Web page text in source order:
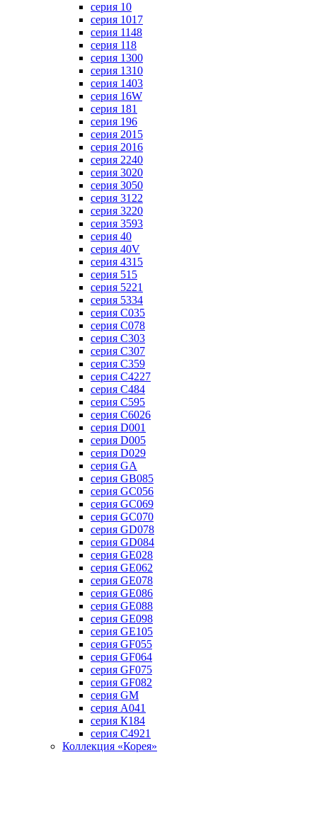
серия 10
серия 1017
серия 1148
серия 118
серия 1300
серия 1310
серия 1403
серия 16W
серия 181
серия 196
серия 2015
серия 2016
серия 2240
серия 3020
серия 3050
серия 3122
серия 3220
серия 3593
серия 40
серия 40V
серия 4315
серия 515
серия 5221
серия 5334
серия C035
серия C078
серия C303
серия C307
серия C359
серия C4227
серия C484
серия C595
серия C6026
серия D001
серия D005
серия D029
серия GA
серия GB085
серия GC056
серия GC069
серия GC070
серия GD078
серия GD084
серия GE028
серия GE062
серия GE078
серия GE086
серия GE088
серия GE098
серия GE105
серия GF055
серия GF064
серия GF075
серия GF082
серия GM
серия А041
серия К184
серия С4921
Коллекция «Корея»